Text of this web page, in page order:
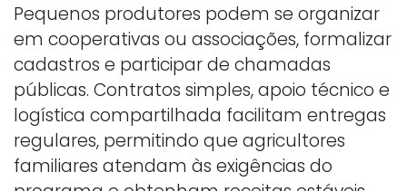
Pequenos produtores podem se organizar
em cooperativas ou associações, formalizar
cadastros e participar de chamadas
públicas. Contratos simples, apoio técnico e
logística compartilhada facilitam entregas
regulares, permitindo que agricultores
familiares atendam às exigências do